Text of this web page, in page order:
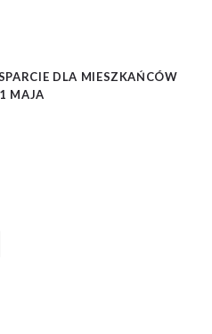
DLA MIESZKAŃCÓW
MAJA